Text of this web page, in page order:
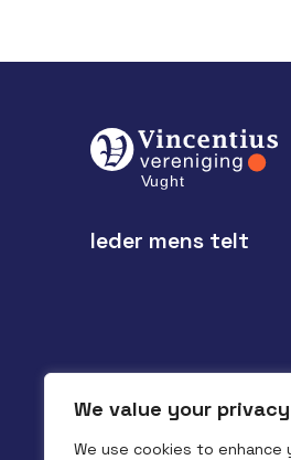
We value your privacy
We use cookies to enhance
Ieder mens telt